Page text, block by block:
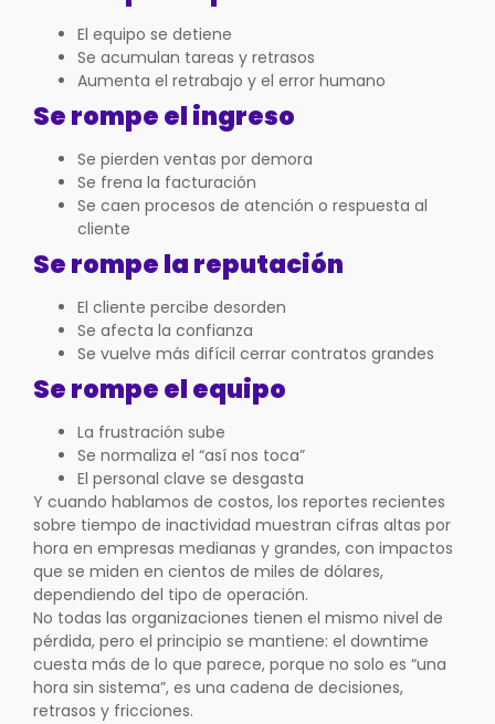
El equipo se detiene
Se acumulan tareas y retrasos
Aumenta el retrabajo y el error humano
Se rompe el ingreso
Se pierden ventas por demora
Se frena la facturación
Se caen procesos de atención o respuesta al
cliente
Se rompe la reputación
El cliente percibe desorden
Se afecta la confianza
Se vuelve más difícil cerrar contratos grandes
Se rompe el equipo
La frustración sube
Se normaliza el “así nos toca”
El personal clave se desgasta
Y cuando hablamos de costos, los reportes recientes
sobre tiempo de inactividad muestran cifras altas por
hora en empresas medianas y grandes, con impactos
que se miden en cientos de miles de dólares,
dependiendo del tipo de operación.
No todas las organizaciones tienen el mismo nivel de
pérdida, pero el principio se mantiene: el downtime
cuesta más de lo que parece, porque no solo es “una
hora sin sistema”, es una cadena de decisiones,
retrasos y fricciones.